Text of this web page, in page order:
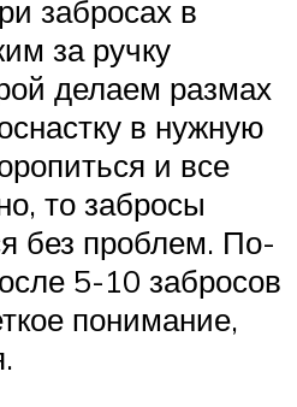
забросах в
за ручку
делаем размах
в нужную
и все
то забросы
без проблем. По-
5-10 забросов
понимание,